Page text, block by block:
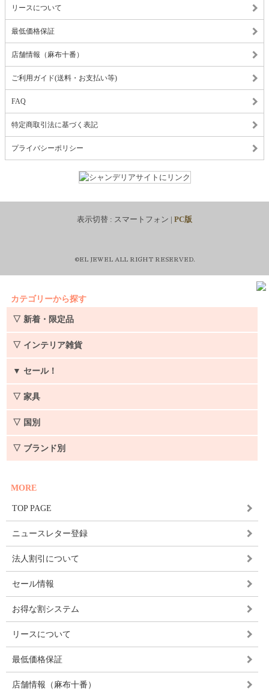
リースについて
最低価格保証
店舗情報（麻布十番）
ご利用ガイド(送料・お支払い等)
FAQ
特定商取引法に基づく表記
プライバシーポリシー
表示切替 : スマートフォン | PC版
©EL JEWEL ALL RIGHT RESERVED.
カテゴリーから探す
▽ 新着・限定品
▽ インテリア雑貨
▼ セール！
▽ 家具
▽ 国別
▽ ブランド別
MORE
TOP PAGE
ニュースレター登録
法人割引について
セール情報
お得な割システム
リースについて
最低価格保証
店舗情報（麻布十番）